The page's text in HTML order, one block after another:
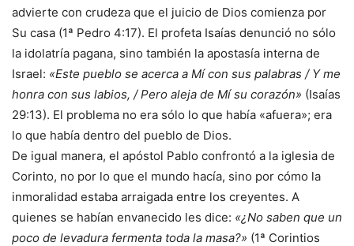
advierte con crudeza que el juicio de Dios comienza por
Su casa (1ª Pedro 4:17). El profeta Isaías denunció no sólo
la idolatría pagana, sino también la apostasía interna de
Israel: «Este pueblo se acerca a Mí con sus palabras / Y me
honra con sus labios, / Pero aleja de Mí su corazón» (Isaías
29:13). El problema no era sólo lo que había «afuera»; era
lo que había dentro del pueblo de Dios.
De igual manera, el apóstol Pablo confrontó a la iglesia de
Corinto, no por lo que el mundo hacía, sino por cómo la
inmoralidad estaba arraigada entre los creyentes. A
quienes se habían envanecido les dice: «¿No saben que un
poco de levadura fermenta toda la masa?» (1ª Corintios